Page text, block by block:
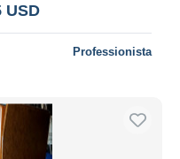
USD
Professionista